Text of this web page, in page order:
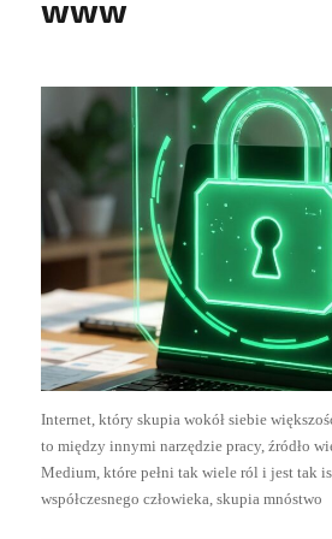
www
Internet, który skupia wokół siebie
to między innymi narzędzie pracy, źródło
Medium, które pełni tak wiele ról i jest tak
współczesnego człowieka, skupia mnóstwo